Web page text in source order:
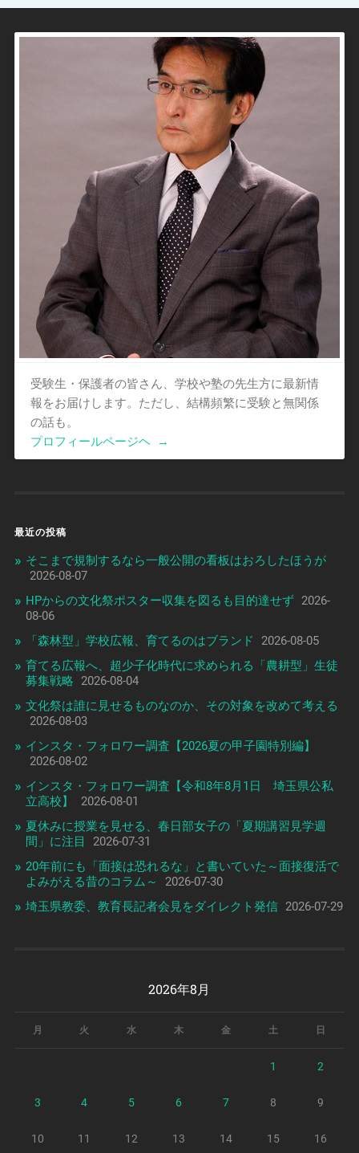
受験生・保護者の皆さん、学校や塾の先生方に最新情
報をお届けします。ただし、結構頻繁に受験と無関係
の話も。
プロフィールページヘ
→
最近の投稿
そこまで規制するなら一般公開の看板はおろしたほうが
2026-08-07
HPからの文化祭ポスター収集を図るも目的達せず 2026-
08-06
「森林型」学校広報、育てるのはブランド
2026-08-05
育てる広報へ、超少子化時代に求められる「農耕型」生徒
募集戦略
2026-08-04
文化祭は誰に見せるものなのか、その対象を改めて考える
2026-08-03
インスタ・フォロワー調査【2026夏の甲子園特別編】
2026-08-02
インスタ・フォロワー調査【令和8年8月1日 埼玉県公私
立高校】
2026-08-01
夏休みに授業を見せる、春日部女子の「夏期講習見学週
間」に注目
2026-07-31
20年前にも「面接は恐れるな」と書いていた～面接復活で
よみがえる昔のコラム～
2026-07-30
埼玉県教委、教育長記者会見をダイレクト発信 2026-07-29
2026年8月
月 火 水 木 金 土 日
1 2
3 4 5 6 7 8 9
10 11 12 13 14 15 16